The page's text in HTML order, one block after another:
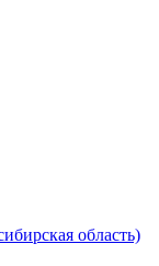
область)